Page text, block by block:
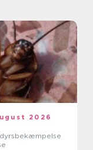
2026